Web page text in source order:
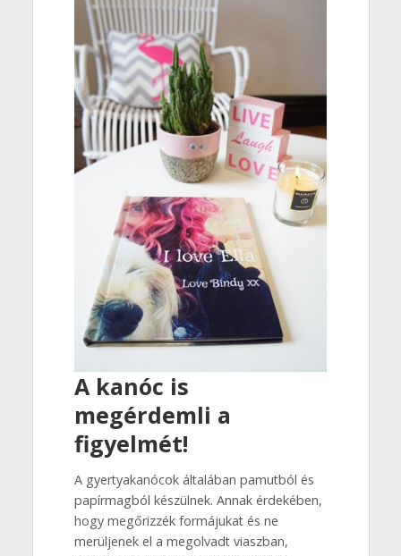
A kanóc is
megérdemli a
figyelmét!
A gyertyakanócok általában pamutból és
papírmagból készülnek. Annak érdekében,
hogy megőrizzék formájukat és ne
merüljenek el a megolvadt viaszban,